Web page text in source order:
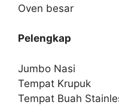
Oven besar
Pelengkap
Jumbo Nasi
Tempat Krupuk
Tempat Buah